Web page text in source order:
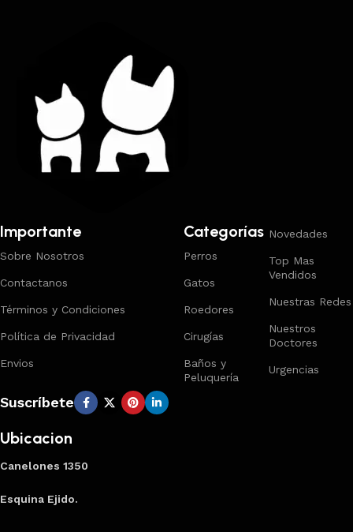
Importante
Sobre Nosotros
Contactanos
Términos y Condiciones
Política de Privacidad
Envios
Categorías
Perros
Gatos
Roedores
Cirugías
Baños y
Peluquería
Novedades
Top Mas
Vendidos
Nuestras Redes
Nuestros
Doctores
Urgencias
Suscríbete
Ubicacion
Canelones 1350
Esquina Ejido.